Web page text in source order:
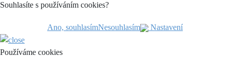
Souhlasíte s používáním cookies?
Ano, souhlasímNesouhlasím Nastavení
Používáme cookies